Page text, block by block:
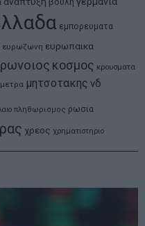
εμπορευματα
ευρωζωνη ευρωπαικα
κοσμος κρουσματα
μετρα μητσοτακης νδ
πληθωρισμος ρωσια
χρεος χρηματιστηριο